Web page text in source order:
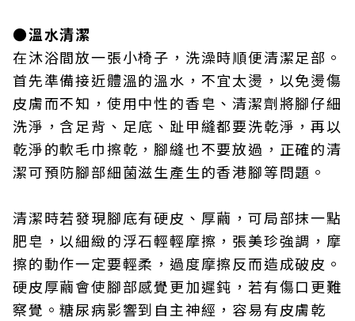
●溫水清潔
在沐浴間放一張小椅子，洗澡時順便清潔足部。
首先準備接近體溫的溫水，不宜太燙，以免燙傷
皮膚而不知，使用中性的香皂、清潔劑將腳仔細
洗淨，含足背、足底、趾甲縫都要洗乾淨，再以
乾淨的軟毛巾擦乾，腳縫也不要放過，正確的清
潔可預防腳部細菌滋生產生的香港腳等問題。
清潔時若發現腳底有硬皮、厚繭，可局部抹一點
肥皂，以細緻的浮石輕輕摩擦，張美珍強調，摩
擦的動作一定要輕柔，過度摩擦反而造成破皮。
硬皮厚繭會使腳部感覺更加遲鈍，若有傷口更難
察覺。糖尿病影響到自主神經，容易有皮膚乾